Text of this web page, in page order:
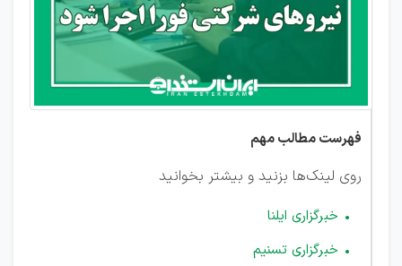
فهرست مطالب مهم
روی لینک‌ها بزنید و بیشتر بخوانید
خبرگزاری ایلنا
خبرگزاری تسنیم